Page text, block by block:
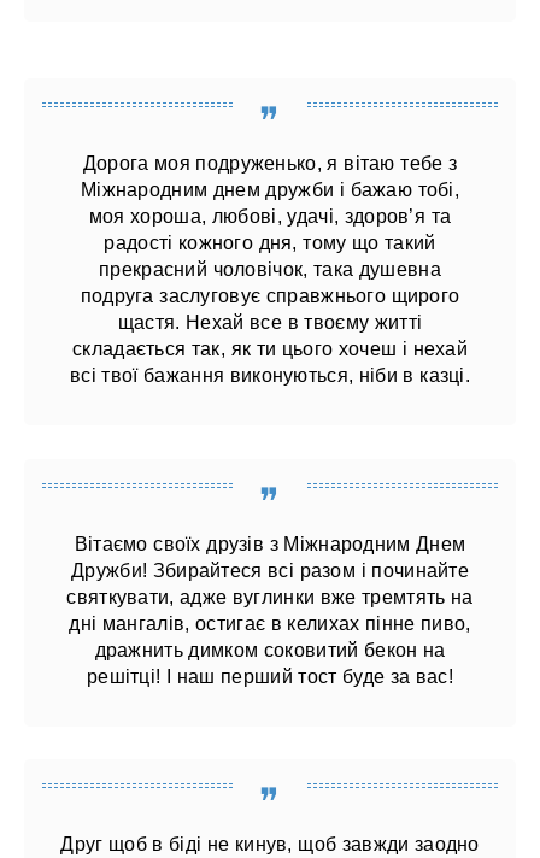
Дорога моя подруженько, я вітаю тебе з
Міжнародним днем ​​дружби і бажаю тобі,
моя хороша, любові, удачі, здоров’я та
радості кожного дня, тому що такий
прекрасний чоловічок, така душевна
подруга заслуговує справжнього щирого
щастя. Нехай все в твоєму житті
складається так, як ти цього хочеш і нехай
всі твої бажання виконуються, ніби в казці.
Вітаємо своїх друзів з Міжнародним Днем
Дружби! Збирайтеся всі разом і починайте
святкувати, адже вуглинки вже тремтять на
дні мангалів, остигає в келихах пінне пиво,
дражнить димком соковитий бекон на
решітці! І наш перший тост буде за вас!
Друг щоб в біді не кинув, щоб завжди заодно